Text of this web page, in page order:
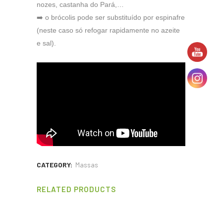
nozes, castanha do Pará,…
➡️ o brócolis pode ser substituído por espinafre
(neste caso só refogar rapidamente no azeite
e sal).
CATEGORY: Massas
RELATED PRODUCTS